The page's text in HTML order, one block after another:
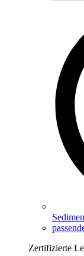
Zertifizierte